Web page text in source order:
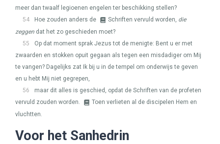
meer dan twaalf legioenen engelen ter beschikking stellen?
54
Hoe zouden anders de Schriften vervuld worden, die
zeggen dat het zo geschieden moet?
55
Op dat moment sprak Jezus tot de menigte: Bent u er met
zwaarden en stokken opuit gegaan als tegen een misdadiger om Mij
te vangen? Dagelijks zat Ik bij u in de tempel om onderwijs te geven
en u hebt Mij niet gegrepen,
56
maar dit alles is geschied, opdat de Schriften van de profeten
vervuld zouden worden.
Toen verlieten al de discipelen Hem en
vluchtten.
Voor het Sanhedrin